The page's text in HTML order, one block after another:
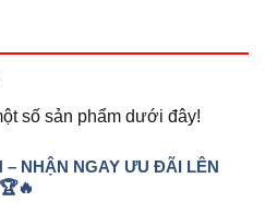
số sản phẩm dưới đây!
– NHẬN NGAY ƯU ĐÃI LÊN